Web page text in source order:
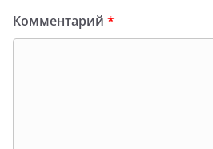
Комментарий *